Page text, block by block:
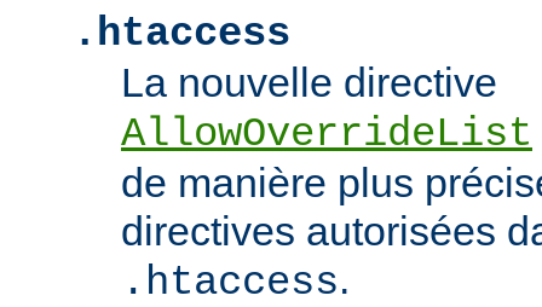
.htaccess
La nouvelle directive
AllowOverrideList
de manière plus
directives autorisées
.htaccess.